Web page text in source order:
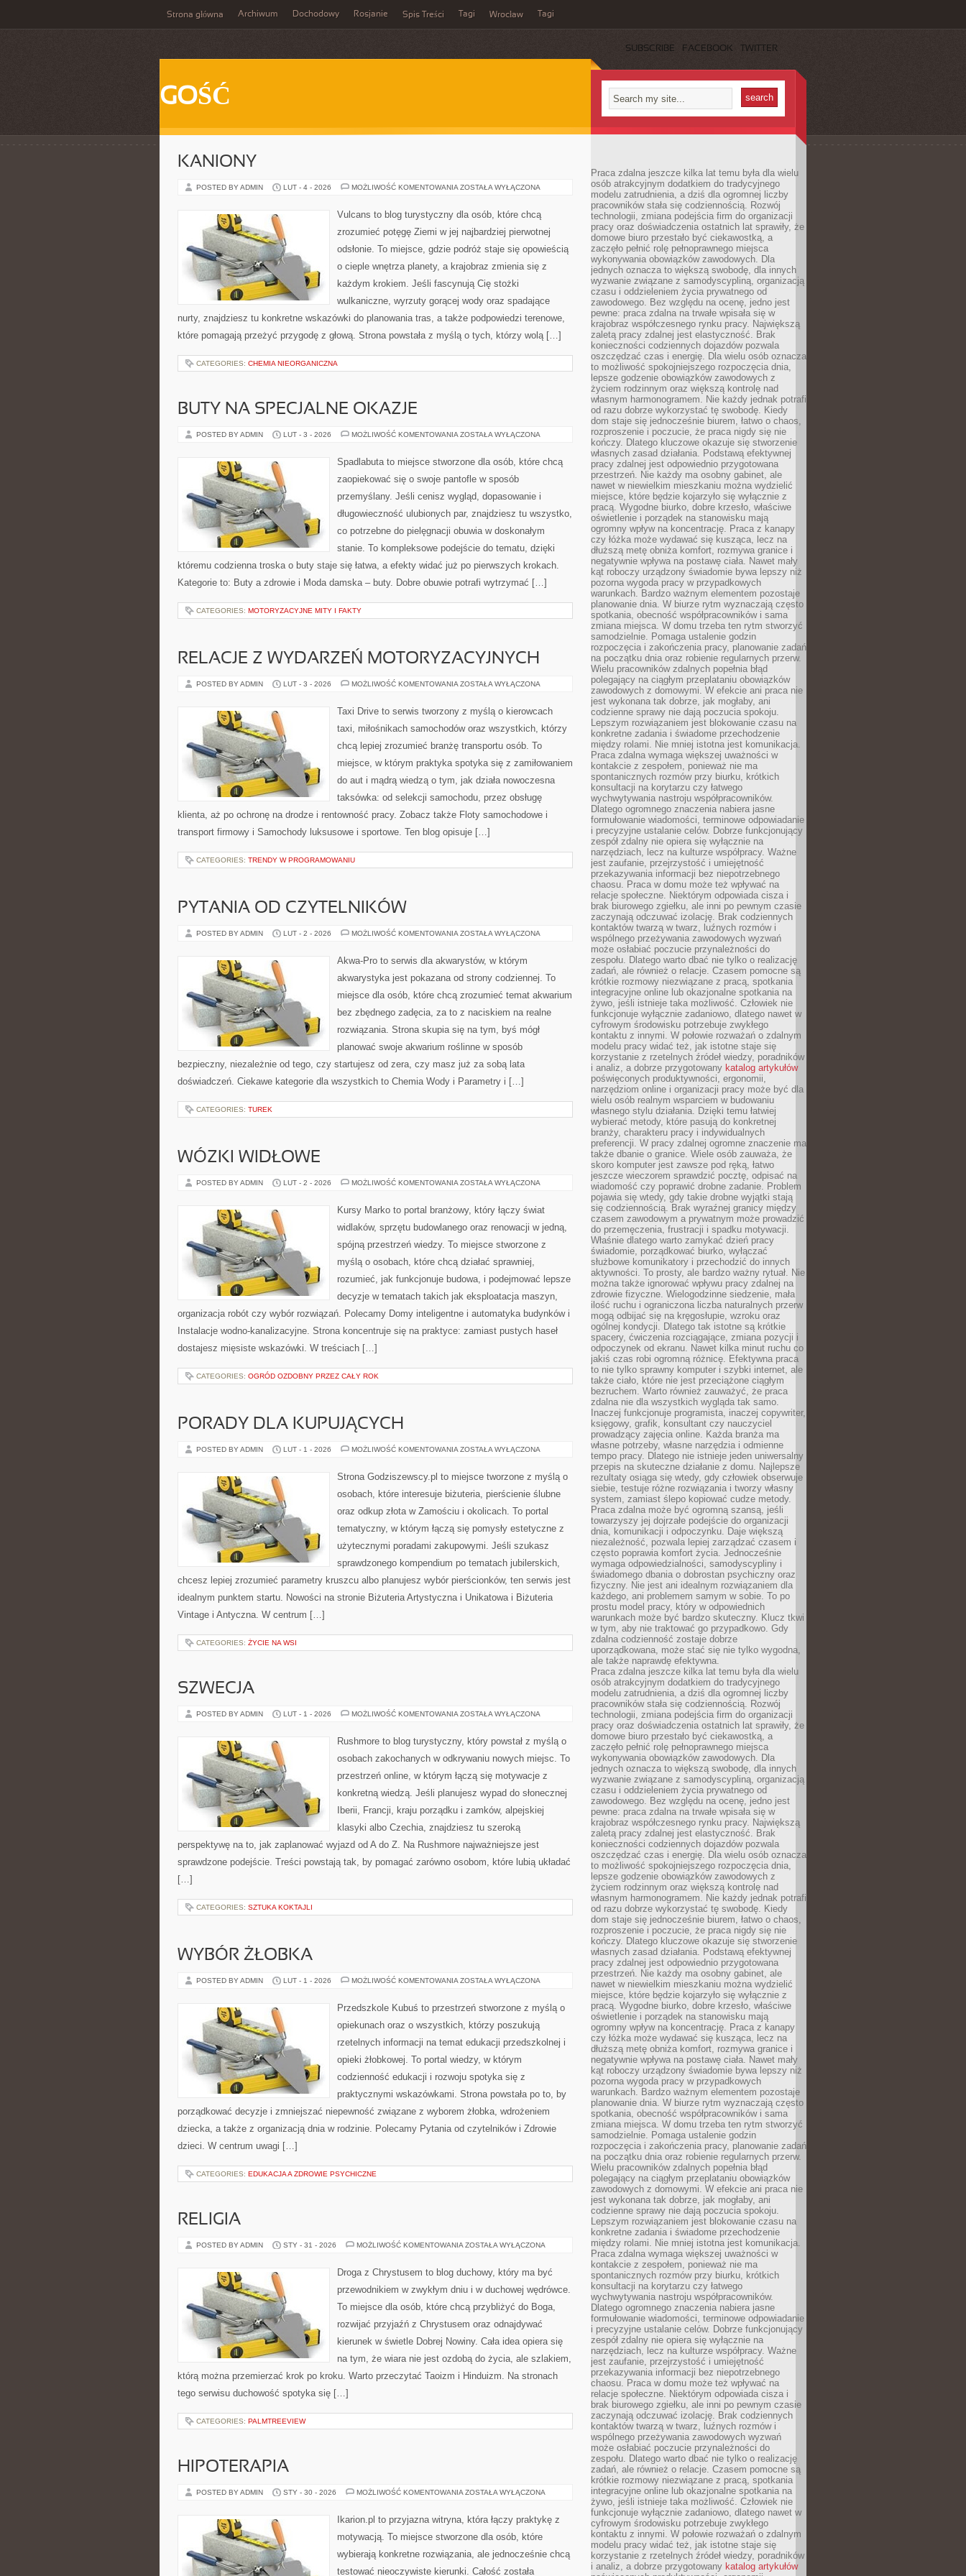
Strona główna Archiwum Dochodowy Rosjanie Spis Treści Tagi Wrocław Tagi
SUBSCRIBE FACEBOOK TWITTER
GOŚĆ
KANIONY
POSTED BY ADMIN LUT - 4 - 2026 MOŻLIWOŚĆ KOMENTOWANIA KANIONY
ZOSTAŁA WYŁĄCZONA
Vulcans to blog turystyczny dla osób, które chcą
zrozumieć potęgę Ziemi w jej najbardziej pierwotnej
odsłonie. To miejsce, gdzie podróż staje się opowieścią
o cieple wnętrza planety, a krajobraz zmienia się z
każdym krokiem. Jeśli fascynują Cię stożki
wulkaniczne, wyrzuty gorącej wody oraz spadające
nurty, znajdziesz tu konkretne wskazówki do planowania tras, a także podpowiedzi terenowe,
które pomagają przeżyć przygodę z głową. Strona powstała z myślą o tych, którzy wolą […]
CATEGORIES: CHEMIA NIEORGANICZNA
BUTY NA SPECJALNE OKAZJE
POSTED BY ADMIN LUT - 3 - 2026 MOŻLIWOŚĆ KOMENTOWANIA BUTY
OKAZJE
ZOSTAŁA WYŁĄCZONA
Spadlabuta to miejsce stworzone dla osób, które chcą
zaopiekować się o swoje pantofle w sposób
przemyślany. Jeśli cenisz wygląd, dopasowanie i
długowieczność ulubionych par, znajdziesz tu wszystko,
co potrzebne do pielęgnacji obuwia w doskonałym
stanie. To kompleksowe podejście do tematu, dzięki
któremu codzienna troska o buty staje się łatwa, a efekty widać już po pierwszych krokach.
Kategorie to: Buty a zdrowie i Moda damska – buty. Dobre obuwie potrafi wytrzymać […]
CATEGORIES: MOTORYZACYJNE MITY I FAKTY
RELACJE Z WYDARZEŃ MOTORYZACYJNYCH
POSTED BY ADMIN LUT - 3 - 2026 MOŻLIWOŚĆ KOMENTOWANIA RELACJE
MOTORYZACYJNYCH
ZOSTAŁA WYŁĄCZONA
Taxi Drive to serwis tworzony z myślą o kierowcach
taxi, miłośnikach samochodów oraz wszystkich, którzy
chcą lepiej zrozumieć branżę transportu osób. To
miejsce, w którym praktyka spotyka się z zamiłowaniem
do aut i mądrą wiedzą o tym, jak działa nowoczesna
taksówka: od selekcji samochodu, przez obsługę
klienta, aż po ochronę na drodze i rentowność pracy. Zobacz także Floty samochodowe i
transport firmowy i Samochody luksusowe i sportowe. Ten blog opisuje […]
CATEGORIES: TRENDY W PROGRAMOWANIU
PYTANIA OD CZYTELNIKÓW
POSTED BY ADMIN LUT - 2 - 2026 MOŻLIWOŚĆ KOMENTOWANIA PYTANIA
ZOSTAŁA WYŁĄCZONA
Akwa-Pro to serwis dla akwarystów, w którym
akwarystyka jest pokazana od strony codziennej. To
miejsce dla osób, które chcą zrozumieć temat akwarium
bez zbędnego zadęcia, za to z naciskiem na realne
rozwiązania. Strona skupia się na tym, byś mógł
planować swoje akwarium roślinne w sposób
bezpieczny, niezależnie od tego, czy startujesz od zera, czy masz już za sobą lata
doświadczeń. Ciekawe kategorie dla wszystkich to Chemia Wody i Parametry i […]
CATEGORIES: TUREK
WÓZKI WIDŁOWE
POSTED BY ADMIN LUT - 2 - 2026 MOŻLIWOŚĆ KOMENTOWANIA WÓZKI
ZOSTAŁA WYŁĄCZONA
Kursy Marko to portal branżowy, który łączy świat
widlaków, sprzętu budowlanego oraz renowacji w jedną,
spójną przestrzeń wiedzy. To miejsce stworzone z
myślą o osobach, które chcą działać sprawniej,
rozumieć, jak funkcjonuje budowa, i podejmować lepsze
decyzje w tematach takich jak eksploatacja maszyn,
organizacja robót czy wybór rozwiązań. Polecamy Domy inteligentne i automatyka budynków i
Instalacje wodno-kanalizacyjne. Strona koncentruje się na praktyce: zamiast pustych haseł
dostajesz mięsiste wskazówki. W treściach […]
CATEGORIES: OGRÓD OZDOBNY PRZEZ CAŁY ROK
PORADY DLA KUPUJĄCYCH
POSTED BY ADMIN LUT - 1 - 2026 MOŻLIWOŚĆ KOMENTOWANIA PORADY
ZOSTAŁA WYŁĄCZONA
Strona Godziszewscy.pl to miejsce tworzone z myślą o
osobach, które interesuje biżuteria, pierścienie ślubne
oraz odkup złota w Zamościu i okolicach. To portal
tematyczny, w którym łączą się pomysły estetyczne z
użytecznymi poradami zakupowymi. Jeśli szukasz
sprawdzonego kompendium po tematach jubilerskich,
chcesz lepiej zrozumieć parametry kruszcu albo planujesz wybór pierścionków, ten serwis jest
idealnym punktem startu. Nowości na stronie Biżuteria Artystyczna i Unikatowa i Biżuteria
Vintage i Antyczna. W centrum […]
CATEGORIES: ŻYCIE NA WSI
SZWECJA
POSTED BY ADMIN LUT - 1 - 2026 MOŻLIWOŚĆ KOMENTOWANIA SZWECJA
ZOSTAŁA WYŁĄCZONA
Rushmore to blog turystyczny, który powstał z myślą o
osobach zakochanych w odkrywaniu nowych miejsc. To
przestrzeń online, w którym łączą się motywacje z
konkretną wiedzą. Jeśli planujesz wypad do słonecznej
Iberii, Francji, kraju porządku i zamków, alpejskiej
klasyki albo Czechia, znajdziesz tu szeroką
perspektywę na to, jak zaplanować wyjazd od A do Z. Na Rushmore najważniejsze jest
sprawdzone podejście. Treści powstają tak, by pomagać zarówno osobom, które lubią układać
[…]
CATEGORIES: SZTUKA KOKTAJLI
WYBÓR ŻŁOBKA
POSTED BY ADMIN LUT - 1 - 2026 MOŻLIWOŚĆ KOMENTOWANIA WYBÓR
ZOSTAŁA WYŁĄCZONA
Przedszkole Kubuś to przestrzeń stworzone z myślą o
opiekunach oraz o wszystkich, którzy poszukują
rzetelnych informacji na temat edukacji przedszkolnej i
opieki żłobkowej. To portal wiedzy, w którym
codzienność edukacji i rozwoju spotyka się z
praktycznymi wskazówkami. Strona powstała po to, by
porządkować decyzje i zmniejszać niepewność związane z wyborem żłobka, wdrożeniem
dziecka, a także z organizacją dnia w rodzinie. Polecamy Pytania od czytelników i Zdrowie
dzieci. W centrum uwagi […]
CATEGORIES: EDUKACJA A ZDROWIE PSYCHICZNE
RELIGIA
POSTED BY ADMIN STY - 31 - 2026 MOŻLIWOŚĆ KOMENTOWANIA RELIGIA
ZOSTAŁA WYŁĄCZONA
Droga z Chrystusem to blog duchowy, który ma być
przewodnikiem w zwykłym dniu i w duchowej wędrówce.
To miejsce dla osób, które chcą przybliżyć do Boga,
rozwijać przyjaźń z Chrystusem oraz odnajdywać
kierunek w świetle Dobrej Nowiny. Cała idea opiera się
na tym, że wiara nie jest ozdobą do życia, ale szlakiem,
którą można przemierzać krok po kroku. Warto przeczytać Taoizm i Hinduizm. Na stronach
tego serwisu duchowość spotyka się […]
CATEGORIES: PALMTREEVIEW
HIPOTERAPIA
POSTED BY ADMIN STY - 30 - 2026 MOŻLIWOŚĆ KOMENTOWANIA HIPOTERAPIA
ZOSTAŁA WYŁĄCZONA
Ikarion.pl to przyjazna witryna, która łączy praktykę z
motywacją. To miejsce stworzone dla osób, które
wybierają konkretne rozwiązania, ale jednocześnie chcą
testować nieoczywiste kierunki. Całość została
Praca zdalna jeszcze kilka lat temu była dla wielu
osób atrakcyjnym dodatkiem do tradycyjnego
modelu zatrudnienia, a dziś dla ogromnej liczby
pracowników stała się codziennością. Rozwój
technologii, zmiana podejścia firm do organizacji
pracy oraz doświadczenia ostatnich lat sprawiły, że
domowe biuro przestało być ciekawostką, a
zaczęło pełnić rolę pełnoprawnego miejsca
wykonywania obowiązków zawodowych. Dla
jednych oznacza to większą swobodę, dla innych
wyzwanie związane z samodyscypliną, organizacją
czasu i oddzieleniem życia prywatnego od
zawodowego. Bez względu na ocenę, jedno jest
pewne: praca zdalna na trwałe wpisała się w
krajobraz współczesnego rynku pracy. Największą
zaletą pracy zdalnej jest elastyczność. Brak
konieczności codziennych dojazdów pozwala
oszczędzać czas i energię. Dla wielu osób oznacza
to możliwość spokojniejszego rozpoczęcia dnia,
lepsze godzenie obowiązków zawodowych z
życiem rodzinnym oraz większą kontrolę nad
własnym harmonogramem. Nie każdy jednak potrafi
od razu dobrze wykorzystać tę swobodę. Kiedy
dom staje się jednocześnie biurem, łatwo o chaos,
rozproszenie i poczucie, że praca nigdy się nie
kończy. Dlatego kluczowe okazuje się stworzenie
własnych zasad działania. Podstawą efektywnej
pracy zdalnej jest odpowiednio przygotowana
przestrzeń. Nie każdy ma osobny gabinet, ale
nawet w niewielkim mieszkaniu można wydzielić
miejsce, które będzie kojarzyło się wyłącznie z
pracą. Wygodne biurko, dobre krzesło, właściwe
oświetlenie i porządek na stanowisku mają
ogromny wpływ na koncentrację. Praca z kanapy
czy łóżka może wydawać się kusząca, lecz na
dłuższą metę obniża komfort, rozmywa granice i
negatywnie wpływa na postawę ciała. Nawet mały
kąt roboczy urządzony świadomie bywa lepszy niż
pozorna wygoda pracy w przypadkowych
warunkach. Bardzo ważnym elementem pozostaje
planowanie dnia. W biurze rytm wyznaczają często
spotkania, obecność współpracowników i sama
zmiana miejsca. W domu trzeba ten rytm stworzyć
samodzielnie. Pomaga ustalenie godzin
rozpoczęcia i zakończenia pracy, planowanie zadań
na początku dnia oraz robienie regularnych przerw.
Wielu pracowników zdalnych popełnia błąd
polegający na ciągłym przeplataniu obowiązków
zawodowych z domowymi. W efekcie ani praca nie
jest wykonana tak dobrze, jak mogłaby, ani
codzienne sprawy nie dają poczucia spokoju.
Lepszym rozwiązaniem jest blokowanie czasu na
konkretne zadania i świadome przechodzenie
między rolami. Nie mniej istotna jest komunikacja.
Praca zdalna wymaga większej uważności w
kontakcie z zespołem, ponieważ nie ma
spontanicznych rozmów przy biurku, krótkich
konsultacji na korytarzu czy łatwego
wychwytywania nastroju współpracowników.
Dlatego ogromnego znaczenia nabiera jasne
formułowanie wiadomości, terminowe odpowiadanie
i precyzyjne ustalanie celów. Dobrze funkcjonujący
zespół zdalny nie opiera się wyłącznie na
narzędziach, lecz na kulturze współpracy. Ważne
jest zaufanie, przejrzystość i umiejętność
przekazywania informacji bez niepotrzebnego
chaosu. Praca w domu może też wpływać na
relacje społeczne. Niektórym odpowiada cisza i
brak biurowego zgiełku, ale inni po pewnym czasie
zaczynają odczuwać izolację. Brak codziennych
kontaktów twarzą w twarz, luźnych rozmów i
wspólnego przeżywania zawodowych wyzwań
może osłabiać poczucie przynależności do
zespołu. Dlatego warto dbać nie tylko o realizację
zadań, ale również o relacje. Czasem pomocne są
krótkie rozmowy niezwiązane z pracą, spotkania
integracyjne online lub okazjonalne spotkania na
żywo, jeśli istnieje taka możliwość. Człowiek nie
funkcjonuje wyłącznie zadaniowo, dlatego nawet w
cyfrowym środowisku potrzebuje zwykłego
kontaktu z innymi. W połowie rozważań o zdalnym
modelu pracy widać też, jak istotne staje się
korzystanie z rzetelnych źródeł wiedzy, poradników
i analiz, a dobrze przygotowany katalog artykułów
poświęconych produktywności, ergonomii,
narzędziom online i organizacji pracy może być dla
wielu osób realnym wsparciem w budowaniu
własnego stylu działania. Dzięki temu łatwiej
wybierać metody, które pasują do konkretnej
branży, charakteru pracy i indywidualnych
preferencji. W pracy zdalnej ogromne znaczenie ma
także dbanie o granice. Wiele osób zauważa, że
skoro komputer jest zawsze pod ręką, łatwo
jeszcze wieczorem sprawdzić pocztę, odpisać na
wiadomość czy poprawić drobne zadanie. Problem
pojawia się wtedy, gdy takie drobne wyjątki stają
się codziennością. Brak wyraźnej granicy między
czasem zawodowym a prywatnym może prowadzić
do przemęczenia, frustracji i spadku motywacji.
Właśnie dlatego warto zamykać dzień pracy
świadomie, porządkować biurko, wyłączać
służbowe komunikatory i przechodzić do innych
aktywności. To prosty, ale bardzo ważny rytuał. Nie
można także ignorować wpływu pracy zdalnej na
zdrowie fizyczne. Wielogodzinne siedzenie, mała
ilość ruchu i ograniczona liczba naturalnych przerw
mogą odbijać się na kręgosłupie, wzroku oraz
ogólnej kondycji. Dlatego tak istotne są krótkie
spacery, ćwiczenia rozciągające, zmiana pozycji i
odpoczynek od ekranu. Nawet kilka minut ruchu co
jakiś czas robi ogromną różnicę. Efektywna praca
to nie tylko sprawny komputer i szybki internet, ale
także ciało, które nie jest przeciążone ciągłym
bezruchem. Warto również zauważyć, że praca
zdalna nie dla wszystkich wygląda tak samo.
Inaczej funkcjonuje programista, inaczej copywriter,
księgowy, grafik, konsultant czy nauczyciel
prowadzący zajęcia online. Każda branża ma
własne potrzeby, własne narzędzia i odmienne
tempo pracy. Dlatego nie istnieje jeden uniwersalny
przepis na skuteczne działanie z domu. Najlepsze
rezultaty osiąga się wtedy, gdy człowiek obserwuje
siebie, testuje różne rozwiązania i tworzy własny
system, zamiast ślepo kopiować cudze metody.
Praca zdalna może być ogromną szansą, jeśli
towarzyszy jej dojrzałe podejście do organizacji
dnia, komunikacji i odpoczynku. Daje większą
niezależność, pozwala lepiej zarządzać czasem i
często poprawia komfort życia. Jednocześnie
wymaga odpowiedzialności, samodyscypliny i
świadomego dbania o dobrostan psychiczny oraz
fizyczny. Nie jest ani idealnym rozwiązaniem dla
każdego, ani problemem samym w sobie. To po
prostu model pracy, który w odpowiednich
warunkach może być bardzo skuteczny. Klucz tkwi
w tym, aby nie traktować go przypadkowo. Gdy
zdalna codzienność zostaje dobrze
uporządkowana, może stać się nie tylko wygodna,
ale także naprawdę efektywna.
Praca zdalna jeszcze kilka lat temu była dla wielu
osób atrakcyjnym dodatkiem do tradycyjnego
modelu zatrudnienia, a dziś dla ogromnej liczby
pracowników stała się codziennością. Rozwój
technologii, zmiana podejścia firm do organizacji
pracy oraz doświadczenia ostatnich lat sprawiły, że
domowe biuro przestało być ciekawostką, a
zaczęło pełnić rolę pełnoprawnego miejsca
wykonywania obowiązków zawodowych. Dla
jednych oznacza to większą swobodę, dla innych
wyzwanie związane z samodyscypliną, organizacją
czasu i oddzieleniem życia prywatnego od
zawodowego. Bez względu na ocenę, jedno jest
pewne: praca zdalna na trwałe wpisała się w
krajobraz współczesnego rynku pracy. Największą
zaletą pracy zdalnej jest elastyczność. Brak
konieczności codziennych dojazdów pozwala
oszczędzać czas i energię. Dla wielu osób oznacza
to możliwość spokojniejszego rozpoczęcia dnia,
lepsze godzenie obowiązków zawodowych z
życiem rodzinnym oraz większą kontrolę nad
własnym harmonogramem. Nie każdy jednak potrafi
od razu dobrze wykorzystać tę swobodę. Kiedy
dom staje się jednocześnie biurem, łatwo o chaos,
rozproszenie i poczucie, że praca nigdy się nie
kończy. Dlatego kluczowe okazuje się stworzenie
własnych zasad działania. Podstawą efektywnej
pracy zdalnej jest odpowiednio przygotowana
przestrzeń. Nie każdy ma osobny gabinet, ale
nawet w niewielkim mieszkaniu można wydzielić
miejsce, które będzie kojarzyło się wyłącznie z
pracą. Wygodne biurko, dobre krzesło, właściwe
oświetlenie i porządek na stanowisku mają
ogromny wpływ na koncentrację. Praca z kanapy
czy łóżka może wydawać się kusząca, lecz na
dłuższą metę obniża komfort, rozmywa granice i
negatywnie wpływa na postawę ciała. Nawet mały
kąt roboczy urządzony świadomie bywa lepszy niż
pozorna wygoda pracy w przypadkowych
warunkach. Bardzo ważnym elementem pozostaje
planowanie dnia. W biurze rytm wyznaczają często
spotkania, obecność współpracowników i sama
zmiana miejsca. W domu trzeba ten rytm stworzyć
samodzielnie. Pomaga ustalenie godzin
rozpoczęcia i zakończenia pracy, planowanie zadań
na początku dnia oraz robienie regularnych przerw.
Wielu pracowników zdalnych popełnia błąd
polegający na ciągłym przeplataniu obowiązków
zawodowych z domowymi. W efekcie ani praca nie
jest wykonana tak dobrze, jak mogłaby, ani
codzienne sprawy nie dają poczucia spokoju.
Lepszym rozwiązaniem jest blokowanie czasu na
konkretne zadania i świadome przechodzenie
między rolami. Nie mniej istotna jest komunikacja.
Praca zdalna wymaga większej uważności w
kontakcie z zespołem, ponieważ nie ma
spontanicznych rozmów przy biurku, krótkich
konsultacji na korytarzu czy łatwego
wychwytywania nastroju współpracowników.
Dlatego ogromnego znaczenia nabiera jasne
formułowanie wiadomości, terminowe odpowiadanie
i precyzyjne ustalanie celów. Dobrze funkcjonujący
zespół zdalny nie opiera się wyłącznie na
narzędziach, lecz na kulturze współpracy. Ważne
jest zaufanie, przejrzystość i umiejętność
przekazywania informacji bez niepotrzebnego
chaosu. Praca w domu może też wpływać na
relacje społeczne. Niektórym odpowiada cisza i
brak biurowego zgiełku, ale inni po pewnym czasie
zaczynają odczuwać izolację. Brak codziennych
kontaktów twarzą w twarz, luźnych rozmów i
wspólnego przeżywania zawodowych wyzwań
może osłabiać poczucie przynależności do
zespołu. Dlatego warto dbać nie tylko o realizację
zadań, ale również o relacje. Czasem pomocne są
krótkie rozmowy niezwiązane z pracą, spotkania
integracyjne online lub okazjonalne spotkania na
żywo, jeśli istnieje taka możliwość. Człowiek nie
funkcjonuje wyłącznie zadaniowo, dlatego nawet w
cyfrowym środowisku potrzebuje zwykłego
kontaktu z innymi. W połowie rozważań o zdalnym
modelu pracy widać też, jak istotne staje się
korzystanie z rzetelnych źródeł wiedzy, poradników
i analiz, a dobrze przygotowany katalog artykułów